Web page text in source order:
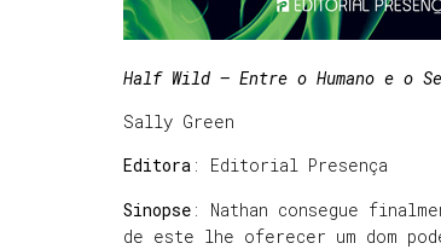
Half Wild – Entre o Humano e o
Sally Green
Editora : Editorial Presença
Sinopse : Nathan consegue
de este lhe oferecer um dom